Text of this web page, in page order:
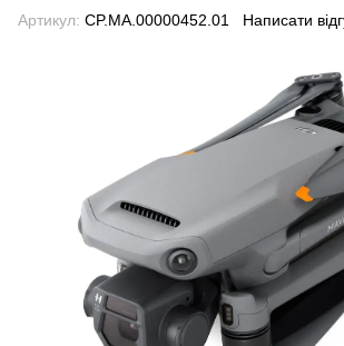
Артикул: CP.MA.00000452.01 Написати